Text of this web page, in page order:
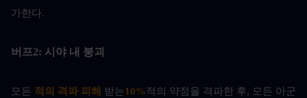
가한다.
버프2: 시야 내 붕괴
모든 적의 격파 피해 받는10%적의 약점을 격파한 후, 모든 아군